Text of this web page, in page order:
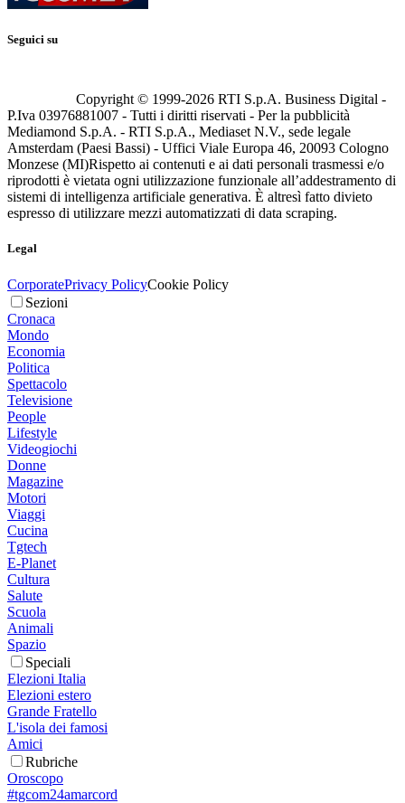
Seguici su
Copyright © 1999-2026 RTI S.p.A. Business Digital -
P.Iva 03976881007 - Tutti i diritti riservati - Per la pubblicità
Mediamond S.p.A. - RTI S.p.A., Mediaset N.V., sede legale
Amsterdam (Paesi Bassi) - Uffici Viale Europa 46, 20093 Cologno
Monzese (MI)Rispetto ai contenuti e ai dati personali trasmessi e/o
riprodotti è vietata ogni utilizzazione funzionale all’addestramento di
sistemi di intelligenza artificiale generativa. È altresì fatto divieto
espresso di utilizzare mezzi automatizzati di data scraping.
Legal
CorporatePrivacy PolicyCookie Policy
Sezioni
Cronaca
Mondo
Economia
Politica
Spettacolo
Televisione
People
Lifestyle
Videogiochi
Donne
Magazine
Motori
Viaggi
Cucina
Tgtech
E-Planet
Cultura
Salute
Scuola
Animali
Spazio
Speciali
Elezioni Italia
Elezioni estero
Grande Fratello
L'isola dei famosi
Amici
Rubriche
Oroscopo
#tgcom24amarcord